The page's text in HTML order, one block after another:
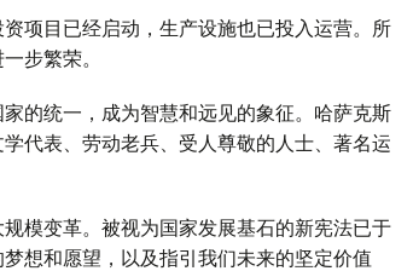
项目已经启动，生产设施也已投入运营。所
步繁荣。
的统一，成为智慧和远见的象征。哈萨克斯
代表、劳动老兵、受人尊敬的人士、著名运
模变革。被视为国家发展基石的新宪法已于
想和愿望，以及指引我们未来的坚定价值